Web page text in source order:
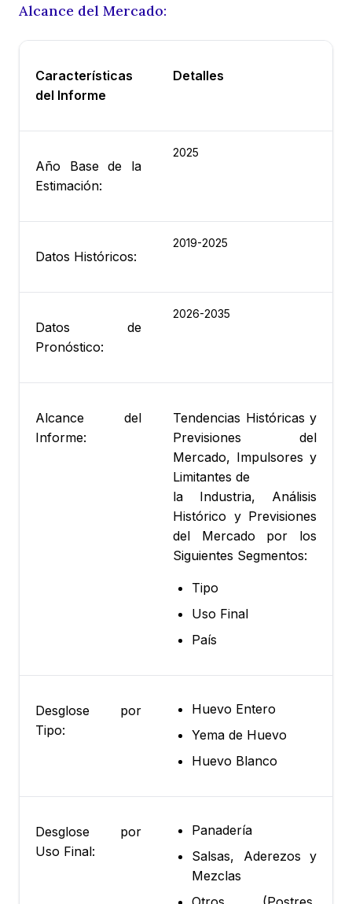
Alcance del Mercado:
Características
del Informe
Detalles
Año Base de la
Estimación:
2025
Datos Históricos:
2019-2025
Datos de
Pronóstico:
2026-2035
Alcance del
Informe:
Tendencias Históricas y
Previsiones del
Mercado, Impulsores y
Limitantes de
la Industria, Análisis
Histórico y Previsiones
del Mercado por los
Siguientes Segmentos:
Tipo
Uso Final
País
Desglose por
Tipo:
Huevo Entero
Yema de Huevo
Huevo Blanco
Desglose por
Uso Final:
Panadería
Salsas, Aderezos y
Mezclas